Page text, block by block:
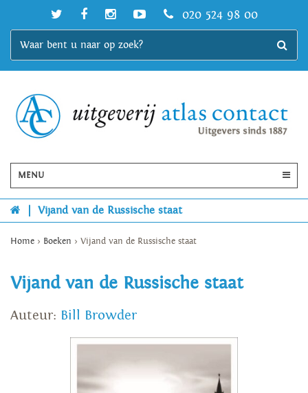
020 524 98 00
MENU
Vijand van de Russische staat
Home > Boeken > Vijand van de Russische staat
Vijand van de Russische staat
Auteur: Bill Browder